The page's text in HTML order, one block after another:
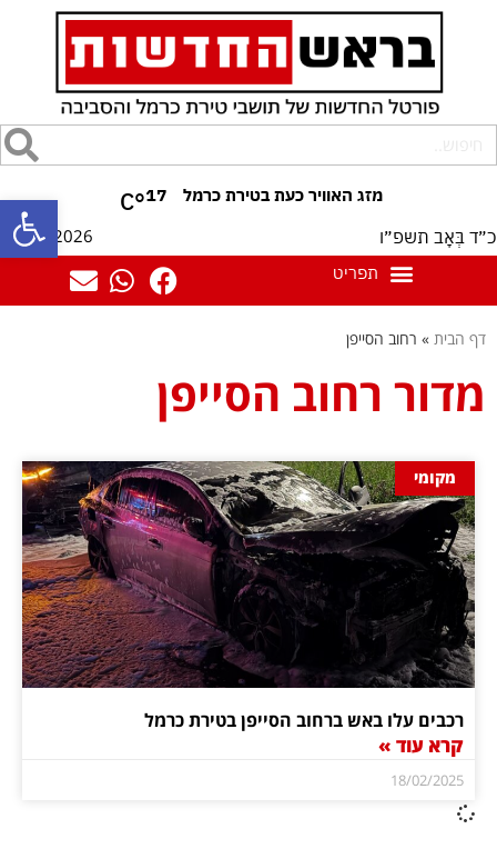
פתח 17
°C
כ״ד בְּאָב תשפ״ו 07/08/2026
דף הבית » רחוב הסייפן
מדור רחוב הסייפן
מקומי
רכבים עלו באש ברחוב הסייפן בטירת כרמל
קרא עוד »
18/02/2025